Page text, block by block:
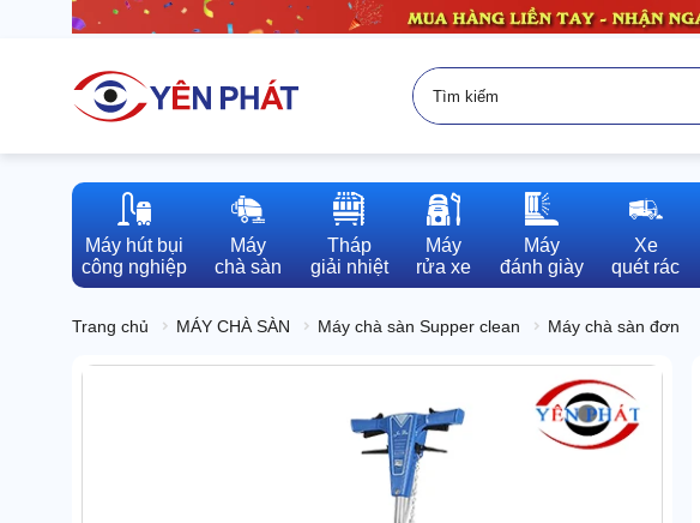
Máy hút bụi
công nghiệp
Máy
chà sàn
Tháp
giải nhiệt
Máy
rửa xe
Máy
đánh giày
Xe
quét rác
Trang chủ MÁY CHÀ SÀN Máy chà sàn Supper clean Máy chà sàn đơn